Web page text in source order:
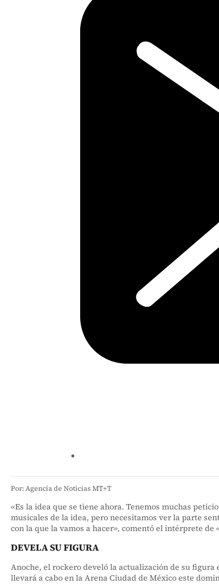
Por: Agencia de Noticias MT+T
«Es la idea que se tiene ahora. Tenemos muchas
musicales de la idea, pero necesitamos ver la parte
con la que la vamos a hacer», comentó el intérprete de
DEVELA SU FIGURA
Anoche, el rockero develó la actualización de su figura
llevará a cabo en la Arena Ciudad de México este